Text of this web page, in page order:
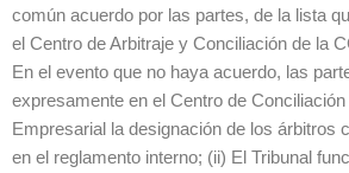
común acuerdo por las partes, de la lista
el Centro de Arbitraje y Conciliación de la
En el evento que no haya acuerdo, las
expresamente en el Centro de
Empresarial la designación de los árbitros
en el reglamento interno; (ii) El Tribunal